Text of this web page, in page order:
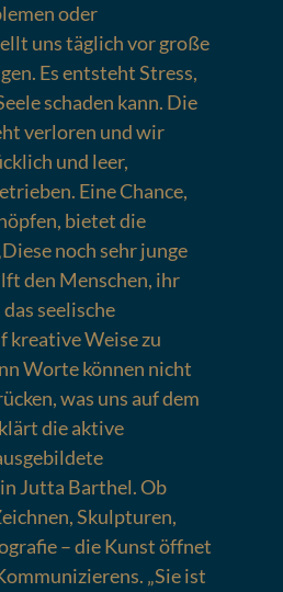
oder
uns täglich vor große
Es entsteht Stress,
schaden kann. Die
verloren und wir
und leer,
Eine Chance,
bietet die
noch sehr junge
den Menschen, ihr
seelische
kreative Weise zu
Worte können nicht
was uns auf dem
die aktive
Jutta Barthel. Ob
Skulpturen,
– die Kunst öffnet
„Sie ist